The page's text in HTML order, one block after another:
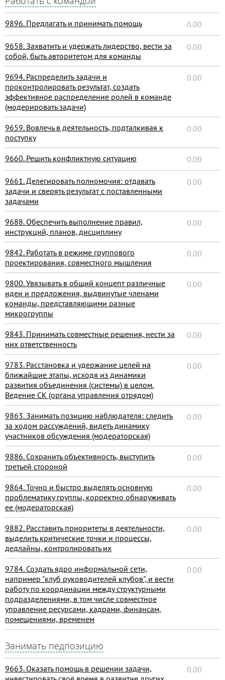
9896. Предлагать и принимать помощь 0.00
9658. Захватить и удержать лидерство, вести за
собой, быть авторитетом для команды
0.00
9694. Распределить задачи и
проконтролировать результат, создать
эффективное распределение ролей в команде
(модерировать задачи)
0.00
9659. Вовлечь в деятельность, подталкивая к
поступку
0.00
9660. Решить конфликтную ситуацию 0.00
9661. Делегировать полномочия: отдавать
задачи и сверять результат с поставленными
задачами
0.00
9688. Обеспечить выполнение правил,
инструкций, планов, дисциплину
0.00
9842. Работать в режиме группового
проектирования, совместного мышления
0.00
9800. Увязывать в общий концепт различные
идеи и предложения, выдвинутые членами
команды, представляющими разные
микрогруппы
0.00
9843. Принимать совместные решения, нести за
них ответственность
0.00
9783. Расстановка и удержание целей на
ближайшие этапы, исходя из динамики
развития объединения (системы) в целом.
Ведение СК (органа управления отрядом)
0.00
9863. Занимать позицию наблюдателя: следить
за ходом рассуждений, видеть динамику
участников обсуждения (модераторская)
0.00
9886. Сохранить объективность, выступить
третьей стороной
0.00
9864. Точно и быстро выделять основную
проблематику группы, корректно обнаруживать
ее (модераторская)
0.00
9882. Расставить приоритеты в деятельности,
выделить критические точки и процессы,
дедлайны, контролировать их
0.00
9784. Создать ядро информальной сети,
например "клуб руководителей клубов", и вести
работу по координации между структурными
подразделениями, в том числе совместное
управление ресурсами, кадрами, финансам,
помещениями, временем
0.00
Занимать педпозицию
9663. Оказать помощь в решении задачи,
0.00